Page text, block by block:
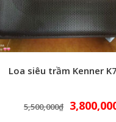
Loa siêu trầm Kenner
5,500,000₫